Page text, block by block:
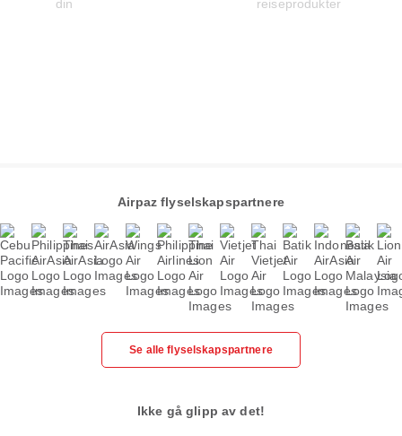
Airpaz flyselskapspartnere
Se alle flyselskapspartnere
Ikke gå glipp av det!